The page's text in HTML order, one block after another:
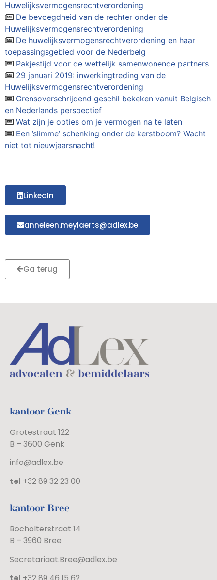
Huwelijksvermogensrechtverordening
De bevoegdheid van de rechter onder de
Huwelijksvermogensrechtverordening
De huwelijksvermogensrechtverordening en haar
toepassingsgebied voor de Nederbelg
Pakjestijd voor de wettelijk samenwonende partners
29 januari 2019: inwerkingtreding van de
Huwelijksvermogensrechtverordening
Grensoverschrijdend geschil bekeken vanuit Belgisch
en Nederlands perspectief
Wat zijn je opties om je vermogen na te laten
Een ’slimme’ schenking onder de kerstboom? Wacht
niet tot nieuwjaarsnacht!
LinkedIn
anneleen.meylaerts@adlex.be
Ga terug
kantoor Genk
Grotestraat 122
B – 3600 Genk
info@adlex.be
tel +32 89 32 23 00
kantoor Bree
Bocholterstraat 14
B – 3960 Bree
Secretariaat.Bree@adlex.be